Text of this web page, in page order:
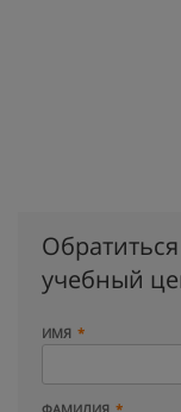
учебный
ИМЯ